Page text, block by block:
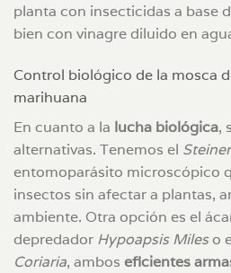
planta con insecticidas a base
bien con vinagre diluido en
Control biológico de la mosca
marihuana
En cuanto a la lucha biológica,
alternativas. Tenemos el
entomoparásito microscópico
insectos sin afectar a plantas,
ambiente. Otra opción es el
depredador Hypoapsis Mileso
Coriaria, ambos eficientes